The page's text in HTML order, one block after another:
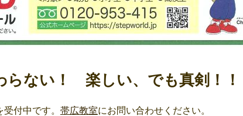
らない！ 楽しい、でも真剣！！
付中です。 帯広教室にお問い合わせください。